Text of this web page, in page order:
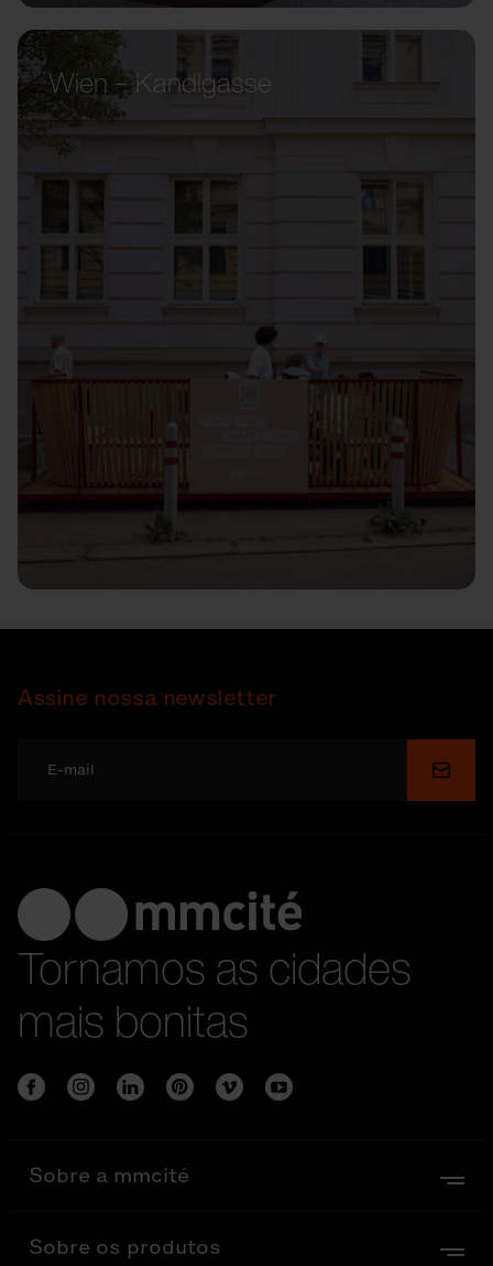
Wien – Kandlgasse
Assine nossa newsletter
Enviar
Tornamos as cidades
mais bonitas
Sobre a mmcité
Sobre os produtos